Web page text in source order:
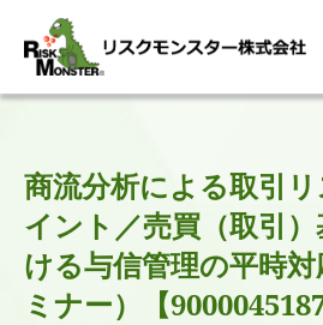
0120-
資料請求
簡体中文
商流分析による取引
イント／売買（取引
ける与信管理の平時
ミナー）【9000045187